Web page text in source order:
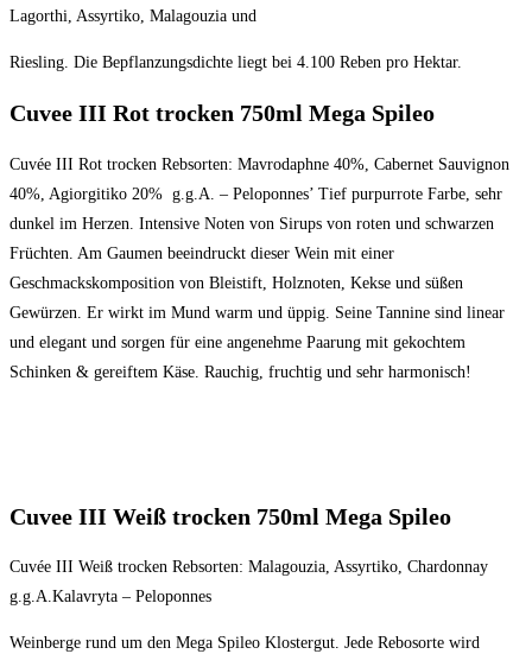
Lagorthi Assyrtiko Malagouzia und
Riesling. Die Bepflanzungsdichte liegt bei 4.100 Reben pro Hektar.
Cuvee III Rot trocken 750ml Mega Spileo
Cuvée III Rot trocken Rebsorten: Mavrodaphne 40%, Cabernet Sauvignon
40%, Agiorgitiko 20% g.g.A. – Peloponnes’ Tief purpurrote Farbe, sehr
dunkel im Herzen. Intensive Noten von Sirups von roten und schwarzen
Früchten. Am Gaumen beeindruckt dieser Wein mit einer
Geschmackskomposition von Bleistift, Holznoten, Kekse und süßen
Gewürzen. Er wirkt im Mund warm und üppig. Seine Tannine sind linear
und elegant und sorgen für eine angenehme Paarung mit gekochtem
Schinken & gereiftem Käse. Rauchig, fruchtig und sehr harmonisch!
Cuvee III Weiß trocken 750ml Mega Spileo
Cuvée III Weiß trocken Rebsorten: Malagouzia, Assyrtiko, Chardonnay
g.g.A.Kalavryta – Peloponnes
Weinberge rund um den Mega Spileo Klostergut. Jede Rebosorte wird